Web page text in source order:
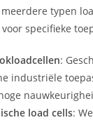
typen
specifieke
:
industriële
load cells: